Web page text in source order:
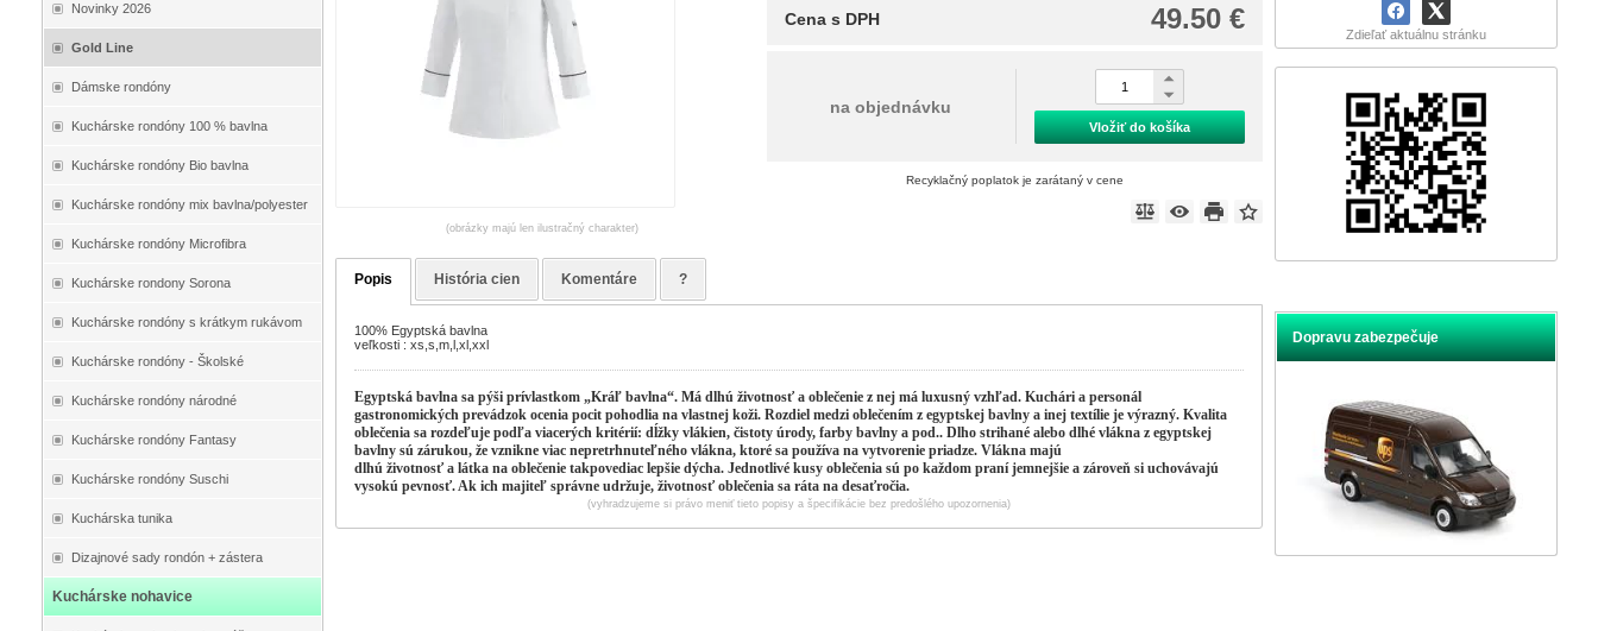
Novinky 2026
Gold Line
Dámske rondóny
Kuchárske rondóny 100 % bavlna
Kuchárske rondóny Bio bavlna
Kuchárske rondóny mix bavlna/polyester
Kuchárske rondóny Microfibra
Kuchárske rondony Sorona
Kuchárske rondóny s krátkym rukávom
Kuchárske rondóny - Školské
Kuchárske rondóny národné
Kuchárske rondóny Fantasy
Kuchárske rondóny Suschi
Kuchárska tunika
Dizajnové sady rondón + zástera
Kuchárske nohavice
Zdieľať aktuálnu stránku
Dopravu zabezpečuje
(obrázky majú len ilustračný charakter)
49.50 €
Cena s DPH
na objednávku
Vložiť do košíka
Recyklačný poplatok je zarátaný v cene
Popis História cien Komentáre ?
100% Egyptská bavlna
veľkosti : xs,s,m,l,xl,xxl
Egyptská bavlna sa pýši prívlastkom „Kráľ bavlna“. Má dlhú životnosť a oblečenie z nej má luxusný vzhľad. Kuchári a personál
gastronomických prevádzok ocenia pocit pohodlia na vlastnej koži. Rozdiel medzi oblečením z egyptskej bavlny a inej textílie je výrazný. Kvalita
oblečenia sa rozdeľuje podľa viacerých kritérií: dĺžky vlákien, čistoty úrody, farby bavlny a pod.. Dlho strihané alebo dlhé vlákna z egyptskej
bavlny sú zárukou, že vznikne viac nepretrhnuteľného vlákna, ktoré sa používa na vytvorenie priadze. Vlákna majú
dlhú životnosť a látka na oblečenie takpovediac lepšie dýcha. Jednotlivé kusy oblečenia sú po každom praní jemnejšie a zároveň si uchovávajú
vysokú pevnosť. Ak ich majiteľ správne udržuje, životnosť oblečenia sa ráta na desaťročia.
(vyhradzujeme si právo meniť tieto popisy a špecifikácie bez predošlého upozornenia)